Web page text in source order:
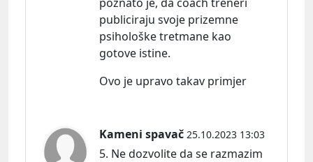
publiciraju svoje prizemne
psihološke tretmane kao
gotove istine.
Ovo je upravo takav primjer
Kameni spavač 25.10.2023 13:03
5. Ne dozvolite da se razmazim